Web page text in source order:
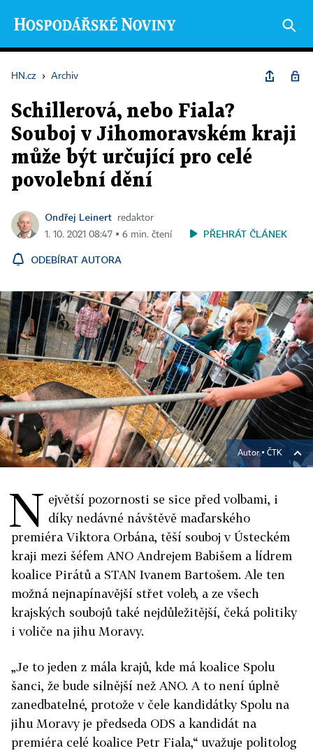
HN.cz › Archiv
Schillerová, nebo Fiala?
Souboj v Jihomoravském kraji
může být určující pro celé
povolební dění
Ondřej Leinert
redaktor
1. 10. 2021 08:47 ▪ 6 min. čtení
PŘEHRÁT ČLÁNEK
ODEBÍRAT AUTORA
Autor ▪ ČTK
N ejvětší pozornosti se sice před volbami, i
díky nedávné návštěvě maďarského
premiéra Viktora Orbána, těší souboj v Ústeckém
kraji mezi šéfem ANO Andrejem Babišem a lídrem
koalice Pirátů a STAN Ivanem Bartošem. Ale ten
možná nejnapínavější střet voleb, a ze všech
krajských soubojů také nejdůležitější, čeká politiky
i voliče na jihu Moravy.
„Je to jeden z mála krajů, kde má koalice Spolu
šanci, že bude silnější než ANO. A to není úplně
zanedbatelné, protože v čele kandidátky Spolu na
jihu Moravy je předseda ODS a kandidát na
premiéra celé koalice Petr Fiala,“ uvažuje politolog